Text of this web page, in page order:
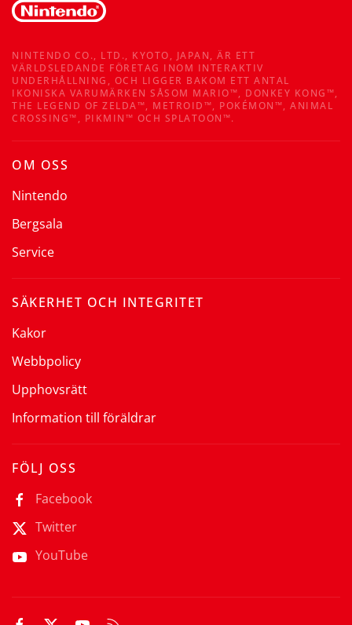
NINTENDO CO., LTD., KYOTO, JAPAN, ÄR ETT
VÄRLDSLEDANDE FÖRETAG INOM INTERAKTIV
UNDERHÅLLNING, OCH LIGGER BAKOM ETT ANTAL
IKONISKA VARUMÄRKEN SÅSOM MARIO™, DONKEY KONG™,
THE LEGEND OF ZELDA™, METROID™, POKÉMON™, ANIMAL
CROSSING™, PIKMIN™ OCH SPLATOON™.
OM OSS
Nintendo
Bergsala
Service
SÄKERHET OCH INTEGRITET
Kakor
Webbpolicy
Upphovsrätt
Information till föräldrar
FÖLJ OSS
Facebook
Twitter
YouTube